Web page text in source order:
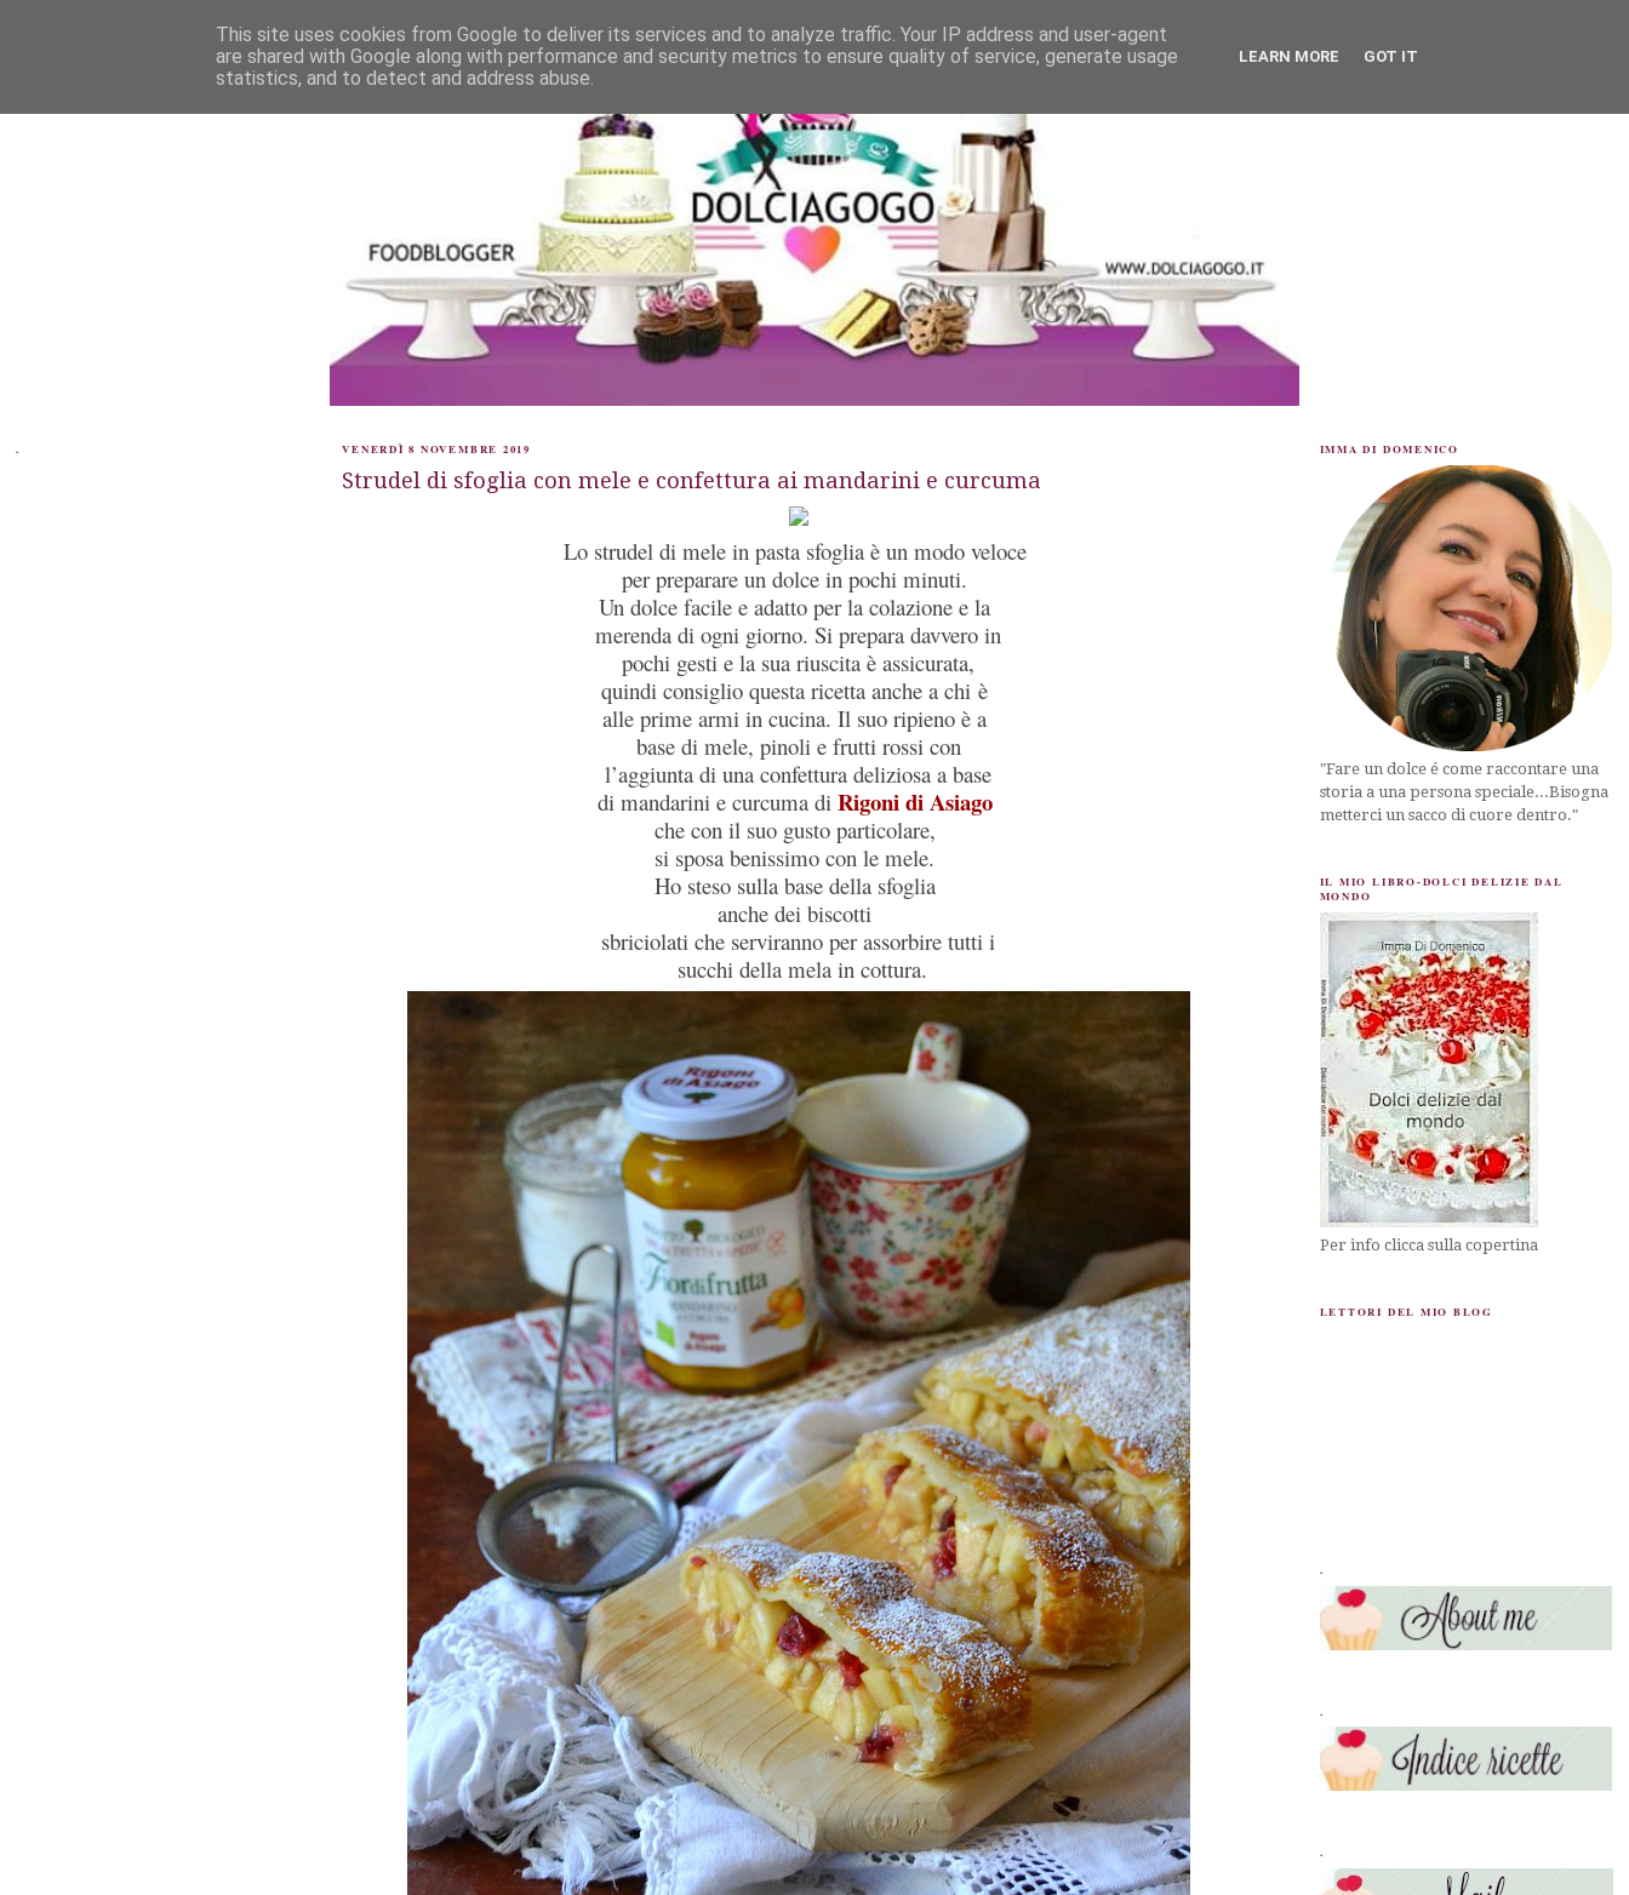
. VENERDÌ 8 NOVEMBRE 2019
Strudel di sfoglia con mele e confettura ai mandarini e curcuma
Lo strudel di mele in pasta sfoglia è un modo veloce
per preparare un dolce in pochi minuti.
Un dolce facile e adatto per la colazione e la
merenda di ogni giorno. Si prepara davvero in
pochi gesti e la sua riuscita è assicurata,
quindi consiglio questa ricetta anche a chi è
alle prime armi in cucina. Il suo ripieno è a
base di mele, pinoli e frutti rossi con
l’aggiunta di una confettura deliziosa a base
di mandarini e curcuma di Rigoni di Asiago
che con il suo gusto particolare,
si sposa benissimo con le mele.
Ho steso sulla base della sfoglia
anche dei biscotti
sbriciolati che serviranno per assorbire tutti i
succhi della mela in cottura.
IMMA DI DOMENICO
"Fare un dolce é come raccontare una
storia a una persona speciale...Bisogna
metterci un sacco di cuore dentro."
IL MIO LIBRO-DOLCI DELIZIE DAL
MONDO
Per info clicca sulla copertina
LETTORI DEL MIO BLOG
.
.
.
This site uses cookies from Google to deliver its services and to analyze traffic. Your IP address and user-agent
are shared with Google along with performance and security metrics to ensure quality of service, generate usage
statistics, and to detect and address abuse.
LEARN MORE GOT IT